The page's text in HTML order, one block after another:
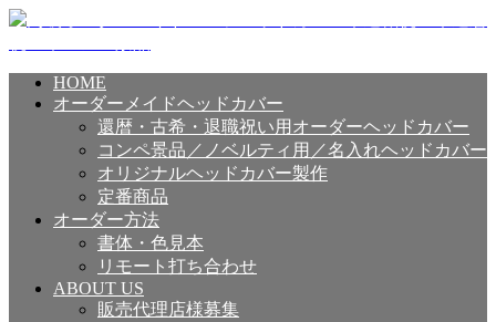
HOME
オーダーメイドヘッドカバー
還暦・古希・退職祝い用オーダーヘッドカバー
コンペ景品／ノベルティ用／名入れヘッドカバー
オリジナルヘッドカバー製作
定番商品
オーダー方法
書体・色見本
リモート打ち合わせ
ABOUT US
販売代理店様募集